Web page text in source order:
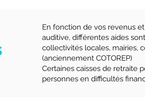
En fonction de vos revenus
auditive, différentes aides
collectivités locales, mairies,
(anciennement COTOREP)
Certaines caisses de retraite
personnes en difficultés